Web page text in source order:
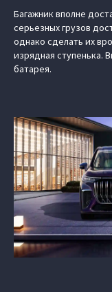
Багажник вполне
серьезных грузов
однако сделать их
изрядная ступенька.
батарея.